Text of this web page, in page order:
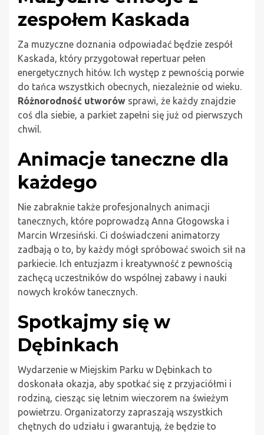
zespołem Kaskada
Za muzyczne doznania odpowiadać będzie zespół
Kaskada, który przygotował repertuar pełen
energetycznych hitów. Ich występ z pewnością porwie
do tańca wszystkich obecnych, niezależnie od wieku.
Różnorodność utworów sprawi, że każdy znajdzie
coś dla siebie, a parkiet zapełni się już od pierwszych
chwil.
Animacje taneczne dla
każdego
Nie zabraknie także profesjonalnych animacji
tanecznych, które poprowadzą Anna Głogowska i
Marcin Wrzesiński. Ci doświadczeni animatorzy
zadbają o to, by każdy mógł spróbować swoich sił na
parkiecie. Ich entuzjazm i kreatywność z pewnością
zachęcą uczestników do wspólnej zabawy i nauki
nowych kroków tanecznych.
Spotkajmy się w
Dębinkach
Wydarzenie w Miejskim Parku w Dębinkach to
doskonała okazja, aby spotkać się z przyjaciółmi i
rodziną, ciesząc się letnim wieczorem na świeżym
powietrzu. Organizatorzy zapraszają wszystkich
chętnych do udziału i gwarantują, że będzie to